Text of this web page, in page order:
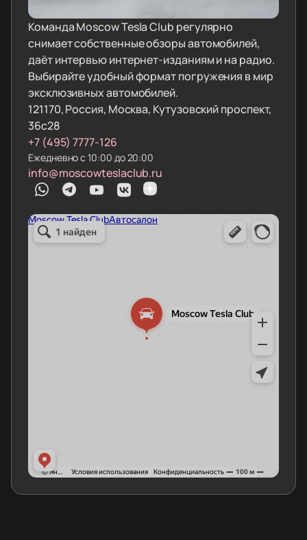
Команда Moscow Tesla Club регулярно
снимает собственные обзоры автомобилей,
даёт интервью интернет-изданиям и на радио.
Выбирайте удобный формат погружения в мир
эксклюзивных автомобилей.
121170, Россия, Москва, Кутузовский проспект,
36с28
+7 (495) 7777-126
Ежедневно с 10:00 до 20:00
info@moscowteslaclub.ru